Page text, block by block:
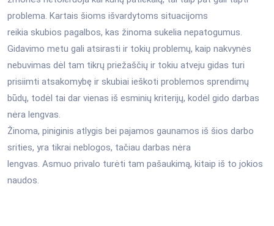
problema. Kartais šioms išvardytoms situacijoms
reikia skubios pagalbos, kas žinoma sukelia nepatogumus.
Gidavimo metu gali atsirasti ir tokių problemų, kaip nakvynės
nebuvimas dėl tam tikrų priežaščių ir tokiu atveju gidas turi
prisiimti atsakomybę ir skubiai ieškoti problemos sprendimų
būdų, todėl tai dar vienas iš esminių kriterijų, kodėl gido darbas
nėra lengvas.
Žinoma, piniginis atlygis bei pajamos gaunamos iš šios darbo
srities, yra tikrai neblogos, tačiau darbas nėra
lengvas. Asmuo privalo turėti tam pašaukimą, kitaip iš to jokios
naudos.